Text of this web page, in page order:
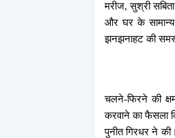
मरीज, सुश्री
और घर के सामान्य
झनझनाहट की
चलने-फिरने की
करवाने का फैसला
पुनीत गिरधर ने